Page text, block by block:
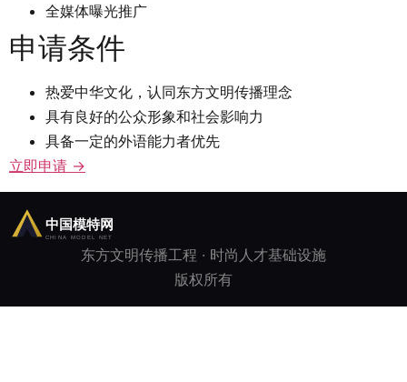
全媒体曝光推广
申请条件
热爱中华文化，认同东方文明传播理念
具有良好的公众形象和社会影响力
具备一定的外语能力者优先
立即申请 →
东方文明传播工程 · 时尚人才基础设施
版权所有